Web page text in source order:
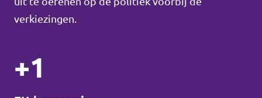
verkiezingen.
+1